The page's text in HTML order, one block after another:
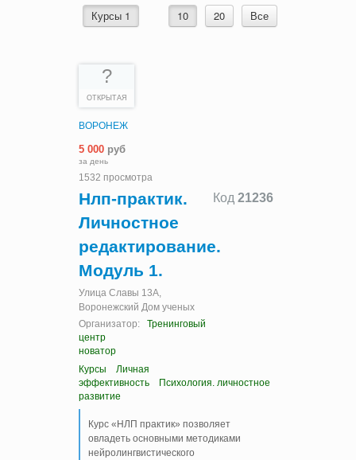
Курсы 1 10 20 Все
?
ОТКРЫТАЯ
ВОРОНЕЖ
5 000 руб
за день
1532 просмотра
Код 21236
Нлп-практик.
Личностное
редактирование.
Модуль 1.
Улица Славы 13А,
Воронежский Дом ученых
Организатор:
Тренинговый
центр
новатор
Курсы
Личная
эффективность
Психология. личностное
развитие
Курс «НЛП практик» позволяет
овладеть основными методиками
нейролингвистического